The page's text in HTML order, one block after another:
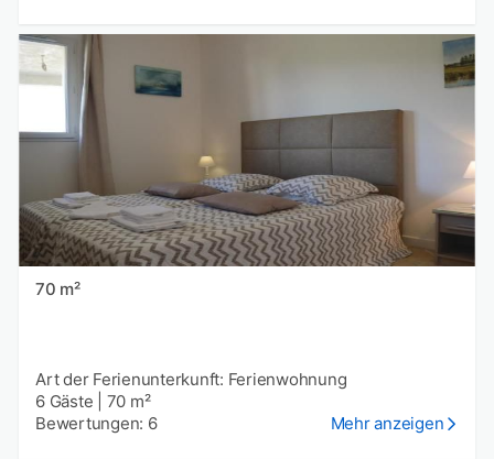
70 m²
Art der Ferienunterkunft: Ferienwohnung
6 Gäste
70 m²
Bewertungen: 6
Mehr anzeigen